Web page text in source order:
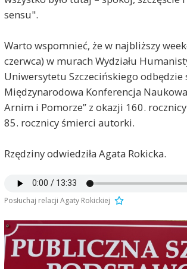
sensu".
Warto wspomnieć, że w najbliższy
czerwca) w murach Wydziału
Uniwersytetu Szczecińskiego odbędzie
Międzynarodowa Konferencja
Arnim i Pomorze” z okazji 160.
85. rocznicy śmierci autorki.
Rzędziny odwiedziła Agata Rokicka.
Posłuchaj relacji Agaty Rokickiej